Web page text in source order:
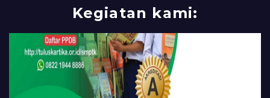
Kegiatan kami: